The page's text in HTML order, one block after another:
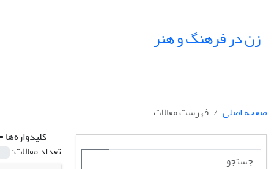
زن در فرهنگ و هنر
صفحه اصلی
فهرست مقالات
کلیدواژه‌ها
تعداد مقالات: